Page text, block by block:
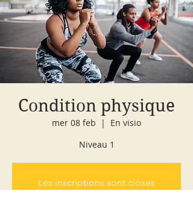
cours d'essai negozio
Condition physique
mer 08 feb
  |
En visio
Niveau 1
Les inscriptions sont closes